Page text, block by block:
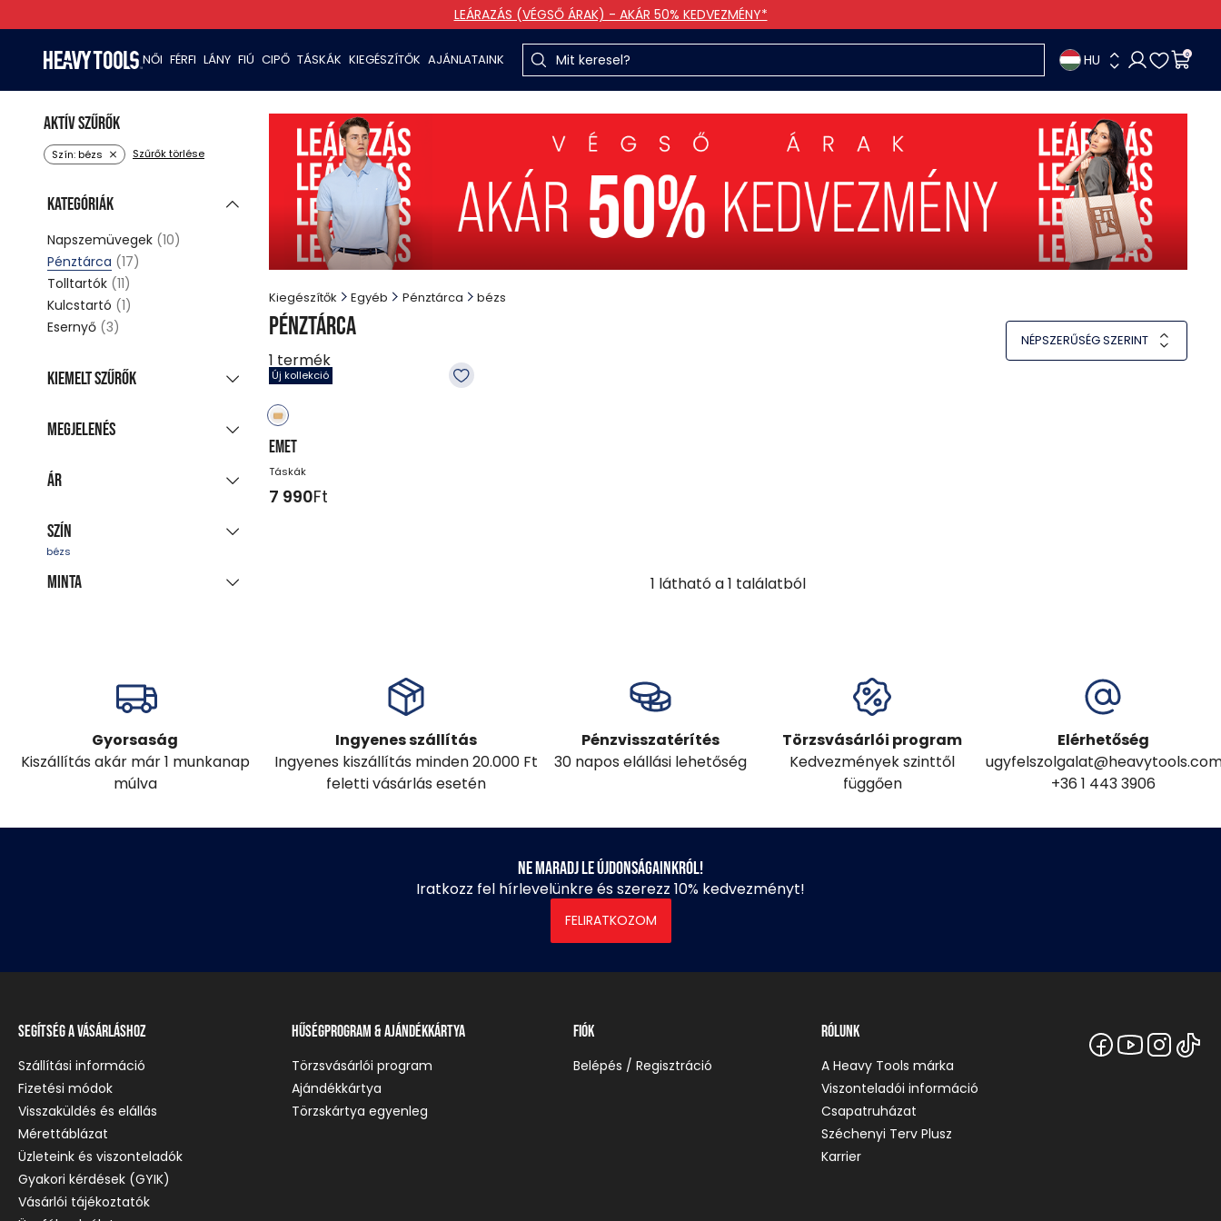
LEÁRAZÁS (VÉGSŐ ÁRAK) - AKÁR 50% KEDVEZMÉNY*
NŐI FÉRFI LÁNY FIÚ CIPŐ TÁSKÁK KIEGÉSZÍTŐK AJÁNLATAINK HU 0
Kiegészítők Egyéb Pénztárca bézs
Pénztárca
1 termék
NÉPSZERŰSÉG SZERINT
Új kollekció
EMET
Táskák
7 990Ft
1 látható a1 találatból
Aktív szűrők
Szín: bézs Szűrők törlése
Kategóriák
Napszemüvegek (10)
Pénztárca (17)
Tolltartók (11)
Kulcstartó (1)
Esernyő (3)
Kiemelt szűrők
Megjelenés
Ár
Szín
barna
Minta
Gyorsaság
Kiszállítás akár már 1 munkanap
múlva
Ingyenes szállítás
Ingyenes kiszállítás minden 20.000 Ft
feletti vásárlás esetén
Pénzvisszatérítés
30 napos elállási lehetőség
Törzsvásárlói program
Kedvezmények szinttől
függően
Elérhetőség
+36 1 443 3906
Ne maradj le újdonságainkról!
Iratkozz fel hírlevelünkre és szerezz 10% kedvezményt!
FELIRATKOZOM
Segítség a vásárláshoz
Szállítási információ
Fizetési módok
Visszaküldés és elállás
Mérettáblázat
Üzleteink és viszonteladók
Gyakori kérdések (GYIK)
Vásárlói tájékoztatók
Hűségprogram & Ajándékkártya
Törzsvásárlói program
Ajándékkártya
Törzskártya egyenleg
Fiók
Belépés / Regisztráció
Rólunk
A Heavy Tools márka
Viszonteladói információ
Csapatruházat
Széchenyi Terv Plusz
Karrier